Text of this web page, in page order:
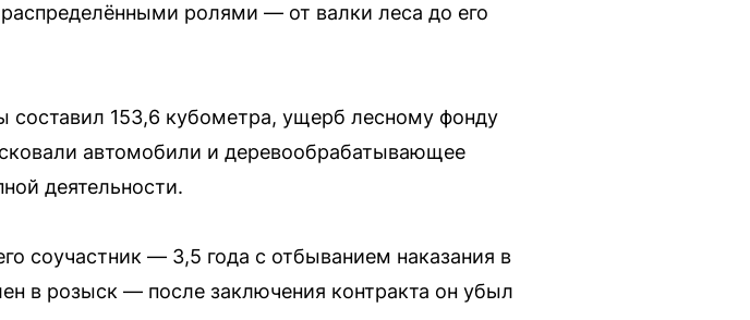
ролями — от валки леса до его
составил 153,6 кубометра, ущерб лесному фонду
автомобили и деревообрабатывающее
деятельности.
соучастник — 3,5 года с отбыванием наказания в
в розыск — после заключения контракта он убыл